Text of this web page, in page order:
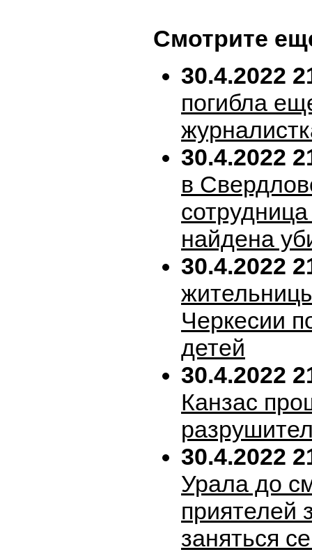
Смотрите
30.4.2022
погибла
30.4.2022
в
найдена
30.4.2022
Черкесии
детей
30.4.2022
Канзас
30.4.2022
Урала до
приятелей
заняться